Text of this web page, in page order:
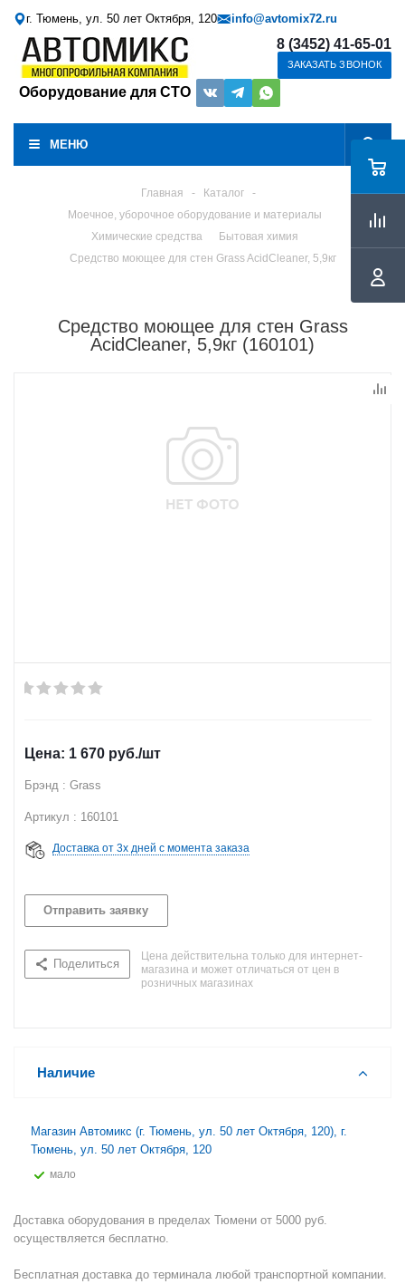
г. Тюмень, ул. 50 лет Октября, 120 info@avtomix72.ru
Оборудование для СТО
8 (3452) 41-65-01
ЗАКАЗАТЬ ЗВОНОК
МЕНЮ
Главная - Каталог
-
Моечное, уборочное оборудование и материалы
Химические средства
Бытовая химия
Средство моющее для стен Grass AcidCleaner, 5,9кг
Средство моющее для стен Grass
AcidCleaner, 5,9кг (160101)
1 670 руб./шт
Брэнд : Grass
Артикул : 160101
Доставка от 3х дней с момента заказа
Отправить заявку
Поделиться
Цена действительна только для интернет-
магазина и может отличаться от цен в
розничных магазинах
Наличие
Магазин Автомикс (г. Тюмень, ул. 50 лет Октября, 120), г.
Тюмень, ул. 50 лет Октября, 120
Мало
Доставка оборудования в пределах Тюмени от 5000 руб.
осуществляется бесплатно.
Бесплатная доставка до терминала любой транспортной компании.